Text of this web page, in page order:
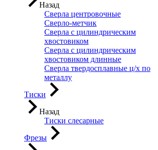
Назад
Сверла центровочные
Сверло-метчик
Сверла с цилиндрическим
хвостовиком
Сверла с цилиндрическим
хвостовиком длинные
Сверла твердосплавные ц/х по
металлу
Тиски
Назад
Тиски слесарные
Фрезы